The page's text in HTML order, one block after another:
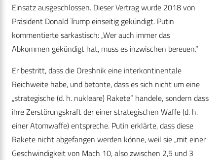
Einsatz ausgeschlossen. Dieser Vertrag wurde 2018 von
Präsident Donald Trump einseitig gekündigt. Putin
kommentierte sarkastisch: „Wer auch immer das
Abkommen gekündigt hat, muss es inzwischen bereuen.“
Er bestritt, dass die Oreshnik eine interkontinentale
Reichweite habe, und betonte, dass es sich nicht um eine
„strategische (d. h. nukleare) Rakete“ handele, sondern dass
ihre Zerstörungskraft der einer strategischen Waffe (d. h.
einer Atomwaffe) entspreche. Putin erklärte, dass diese
Rakete nicht abgefangen werden könne, weil sie „mit einer
Geschwindigkeit von Mach 10, also zwischen 2,5 und 3